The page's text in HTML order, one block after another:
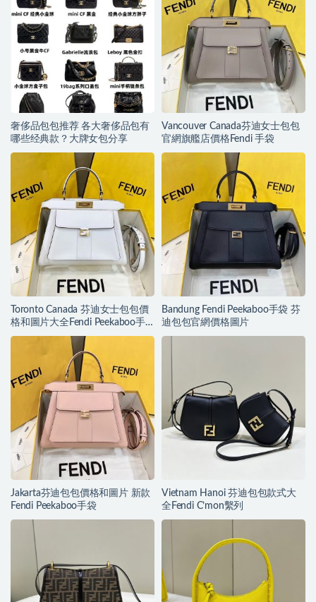
奢侈品包包推荐 各大奢侈品包有
哪些经典款？大牌女包分享
Vancouver Canada芬迪女士包包
官網旗艦店價格Fendi 手袋
Toronto Canada 芬迪女士包包價
格和圖片大全Fendi Peekaboo手
袋
Bandung Fendi Peekaboo手袋 芬
迪包包官網價格圖片
Jakarta芬迪包包價格和圖片 新款
Fendi Peekaboo手袋
Vietnam Hanoi 芬迪包包款式大
全Fendi C’mon繫列